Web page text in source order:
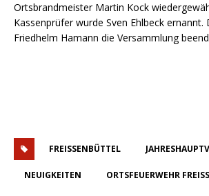
Ortsbrandmeister Martin Kock
Kassenprüfer wurde Sven Ehlbeck ernannt.
Friedhelm Hamann die Versammlung
FREISSENBÜTTEL
NEUIGKEITEN ORTSFEUERWEHR